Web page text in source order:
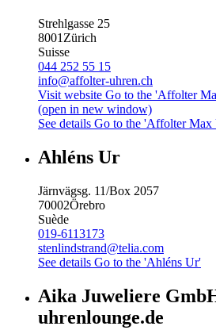
Strehlgasse 25
8001Zürich
Suisse
044 252 55 15
info@affolter-uhren.ch
Visit website Go to the 'Affolter
(open in new window)
See details Go to the 'Affolter
Ahléns Ur
Järnvägsg. 11/Box 2057
70002Örebro
Suède
019-6113173
stenlindstrand@telia.com
See details Go to the 'Ahléns Ur'
Aika Juweliere
uhrenlounge.de